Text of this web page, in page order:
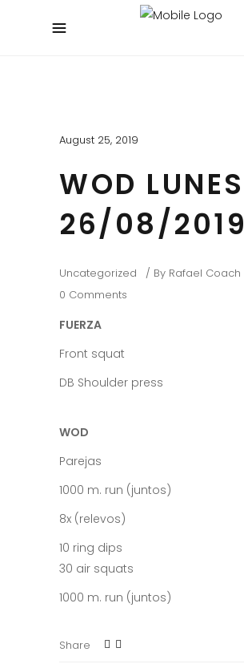
August 25, 2019
WOD LUNES
26/08/2019
Uncategorized By Rafael Coach
0 Comments
FUERZA
Front squat
DB Shoulder press
WOD
Parejas
1000 m. run (juntos)
8x (relevos)
10 ring dips
30 air squats
1000 m. run (juntos)
Share